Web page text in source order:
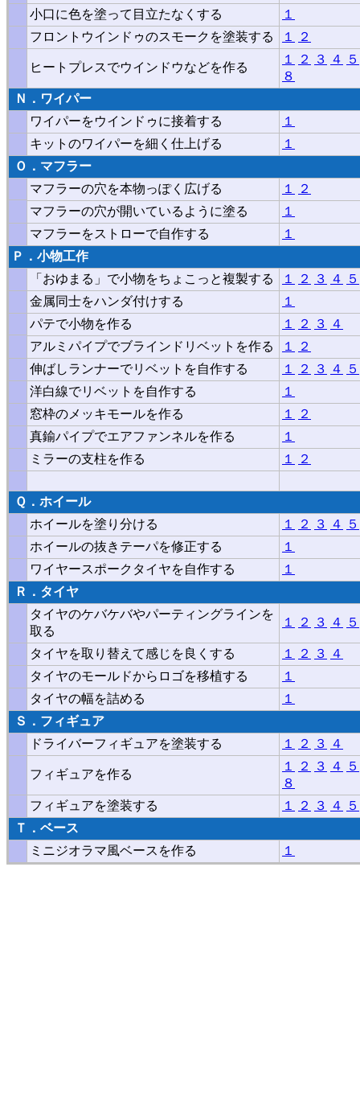
小口に色を塗って目立たなくする
１
フロントウインドゥのスモークを塗装する
１ ２
ヒートプレスでウインドウなどを作る
１ ２ ３ ４
５
８
Ｎ．ワイパー
ワイパーをウインドゥに接着する
１
キットのワイパーを細く仕上げる
１
Ｏ．マフラー
マフラーの穴を本物っぽく広げる
１
２
マフラーの穴が開いているように塗る
１
マフラーをストローで自作する
１
Ｐ．小物工作
「おゆまる」で小物をちょこっと複製する
１ ２ ３ ４
５
金属同士をハンダ付けする
１
パテで小物を作る
１ ２ ３
４
アルミパイプでブラインドリベットを作る
１
２
伸ばしランナーでリベットを自作する
１ ２ ３ ４
５
洋白線でリベットを自作する
１
窓枠のメッキモールを作る
１
２
真鍮パイプでエアファンネルを作る
１
ミラーの支柱を作る
１ ２
Ｑ．ホイール
ホイールを塗り分ける
１ ２ ３ ４
５
ホイールの抜きテーパを修正する
１
ワイヤースポークタイヤを自作する
１
Ｒ．タイヤ
タイヤのケバケバやパーティングラインを
取る
１ ２ ３ ４ ５
タイヤを取り替えて感じを良くする １ ２ ３
４
タイヤのモールドからロゴを移植する
１
タイヤの幅を詰める
１
Ｓ．フィギュア
ドライバーフィギュアを塗装する
１ ２ ３ ４
フィギュアを作る
１ ２ ３ ４
５
８
フィギュアを塗装する
１ ２ ３ ４
５
Ｔ．ベース
ミニジオラマ風ベースを作る
１